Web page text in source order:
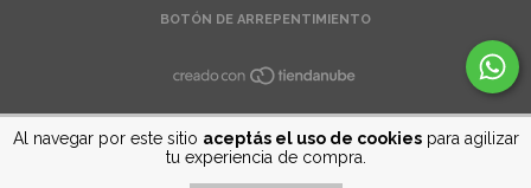
Al navegar por este sitio aceptás el uso de cookiespara agilizar
tu experiencia de compra.
BOTÓN DE ARREPENTIMIENTO